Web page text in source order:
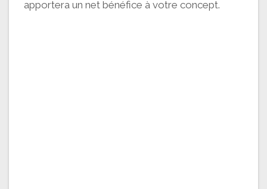
apportera un net bénéfice à votre concept.